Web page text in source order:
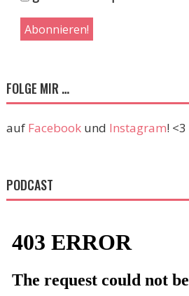
FOLGE MIR …
auf Facebookund Instagram! <3
PODCAST